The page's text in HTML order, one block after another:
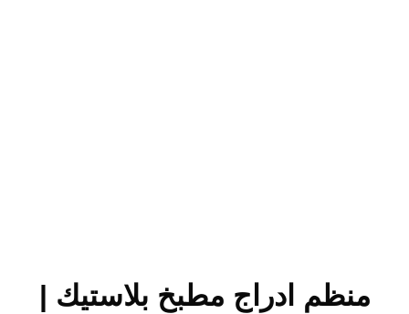
منظم ادراج مطبخ بلاستيك |